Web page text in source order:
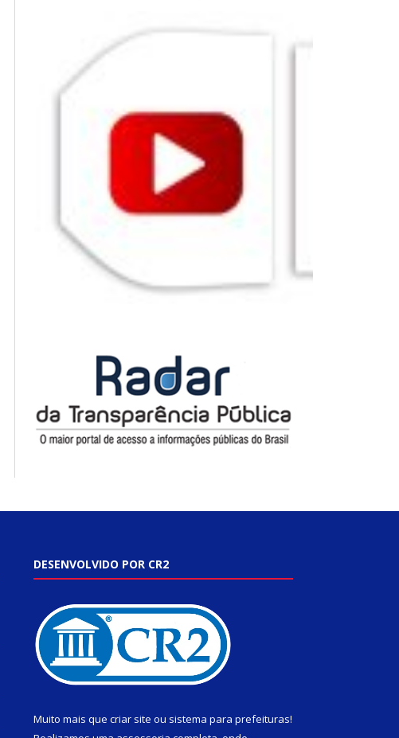
DESENVOLVIDO POR CR2
Muito mais que criar site ou sistema para prefeituras!